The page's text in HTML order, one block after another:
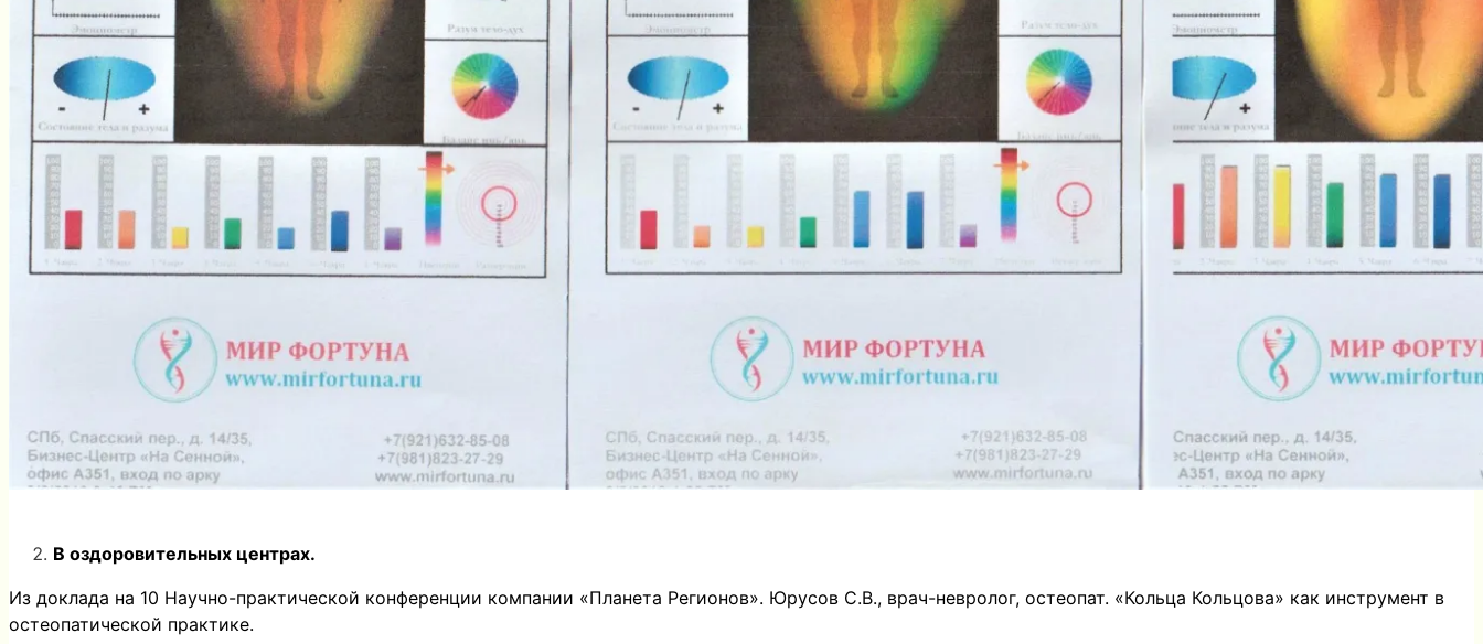
В оздоровительных центрах.
Из доклада на 10 Научно-практической конференции компании «Планета Регионов». Юрусов С.В., врач-невролог, остеопат. «Кольца Кольцова» как инструмент в
остеопатической практике.